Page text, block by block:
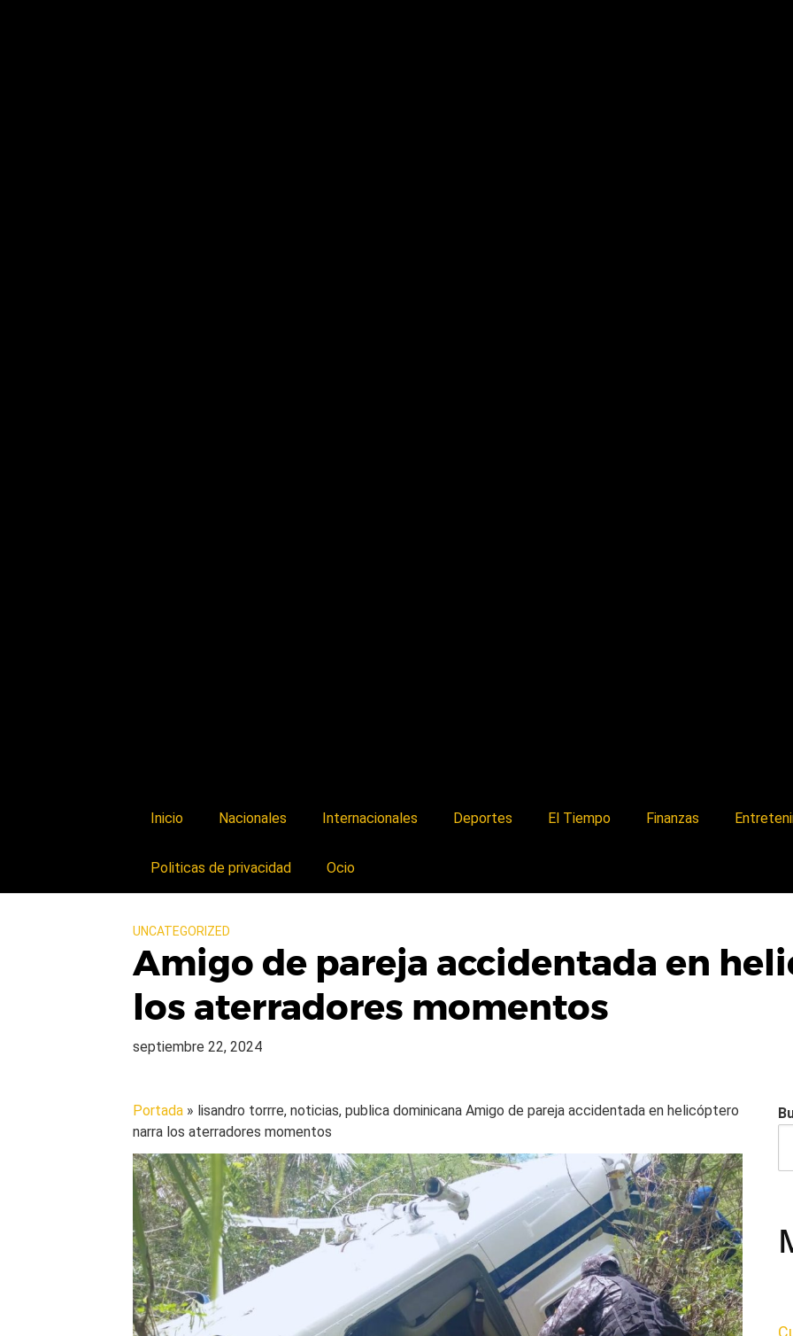
Inicio Nacionales Internacionales Deportes El Tiempo Finanzas
Politicas de privacidad Ocio
UNCATEGORIZED
Amigo de pareja accidentada en
los aterradores momentos
septiembre 22, 2024
Portada » lisandro torrre, noticias, publica dominicanaAmigo de pareja accidentada en helicóptero
narra los aterradores momentos